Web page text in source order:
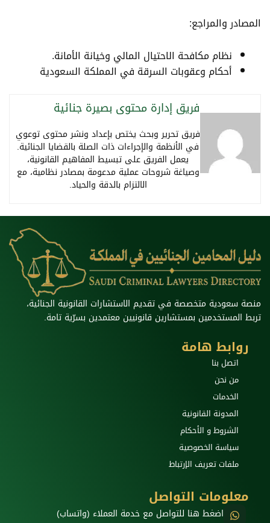
المصادر والمراجع:
نظام مكافحة الاحتيال المالي وخيانة الأمانة.
أحكام وعقوبات السرقة في المملكة السعودية
فريق إدارة محتوى بصيرة جنائية
فريق تحرير وبحث يختص بإعداد ونشر محتوى توعوي
في الأنظمة والإجراءات ذات الصلة بالقضايا الجنائية.
يعمل الفريق على تبسيط المفاهيم القانونية،
وصياغة شروحات عملية مدعومة بمصادر نظامية، مع
الالتزام بالدقة والحياد.
منصة سعودية متخصصة في تقديم الاستشارات القانونية الجنائية،
تربط المستخدمين بمستشارين قانونيين معتمدين بسرّية تامة.
روابط هامة
اتصل بنا
من نحن
الخدمات
المدونة القانونية
الشروط و الأحكام
سياسة الخصوصية
ملفات تعريف الإرتباط
معلومات التواصل
اضغط هنا للتواصل مع خدمة العملاء (واتساب)